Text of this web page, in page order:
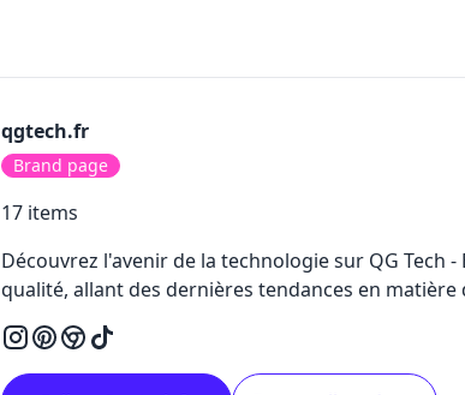
qgtech.fr
Brand page
17items
Découvrez l'avenir de la technologie sur QG
qualité, allant des dernières tendances en